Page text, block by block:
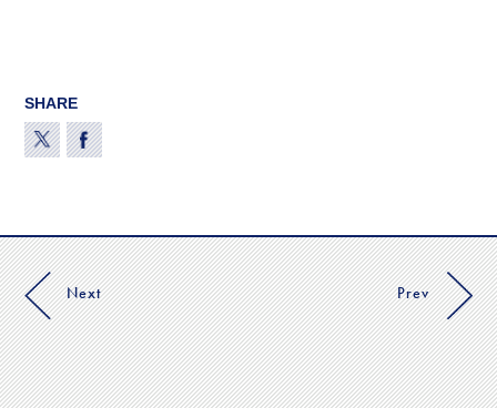
SHARE
Next Prev